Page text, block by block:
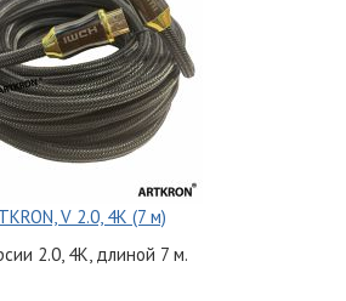
V 2.0, 4K (7 м)
2.0, 4K, длиной 7 м.